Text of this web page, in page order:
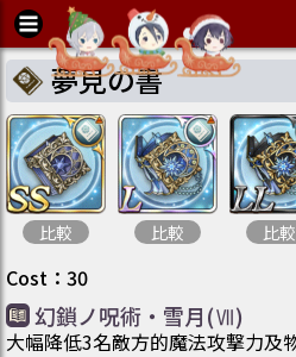
夢見の書
比較 比較 比較
Cost ： 30
幻鎖ノ呪術・雪月(Ⅶ)
大幅降低3名敵方的魔法攻撃力及